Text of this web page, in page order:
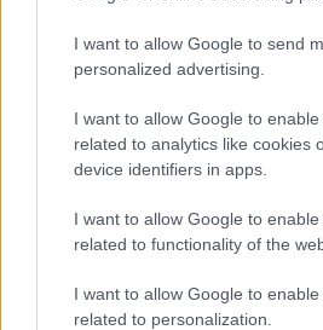
I want to allow Google to send
personalized advertising.
I want to allow Google to
related to analytics like cookies
device identifiers in apps.
I want to allow Google to
related to functionality of the
I want to allow Google to
related to personalization.
στο Ιράν, απάντησε«έτσι
Τραμπ είπε ότι χρειάζεται
και σχολίασε ότι«θα ήταν
Ιαπωνία.
πρόσθεσε.